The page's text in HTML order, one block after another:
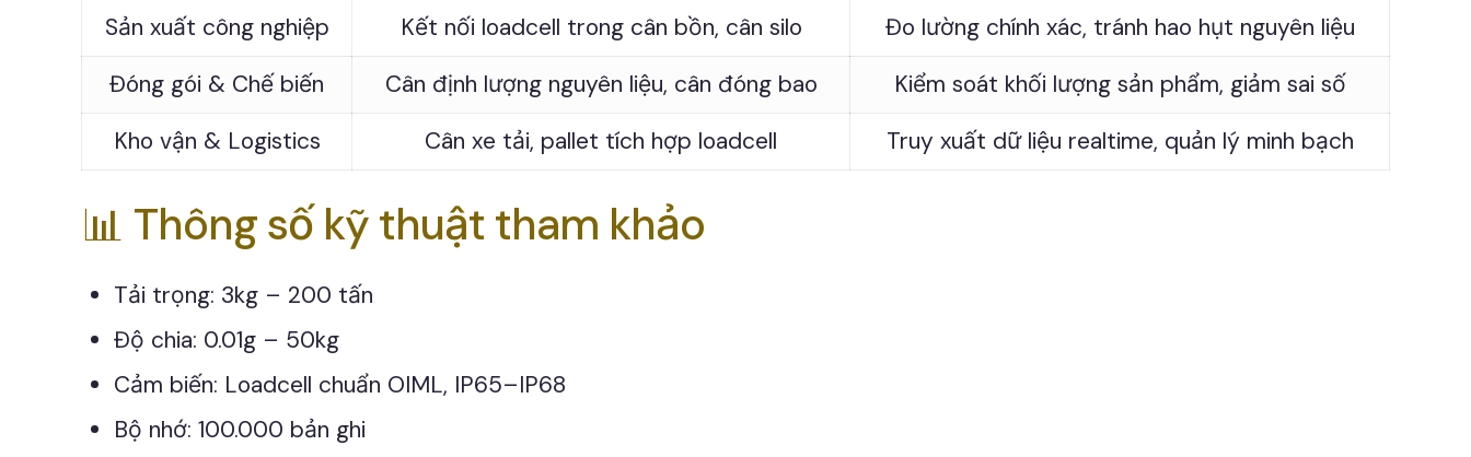
Sản xuất công nghiệp
Kết nối loadcell trong cân bồn, cân silo
Đo lường chính xác, tránh hao hụt nguyên liệu
Đóng gói & Chế biến
Cân định lượng nguyên liệu, cân đóng bao
Kiểm soát khối lượng sản phẩm, giảm sai số
Kho vận & Logistics
Cân xe tải, pallet tích hợp loadcell Truy xuất dữ liệu realtime, quản lý minh bạch
📊 Thông số kỹ thuật tham khảo
Tải trọng: 3kg – 200 tấn
Độ chia: 0.01g – 50kg
Cảm biến: Loadcell chuẩn OIML, IP65–IP68
Bộ nhớ: 100.000 bản ghi